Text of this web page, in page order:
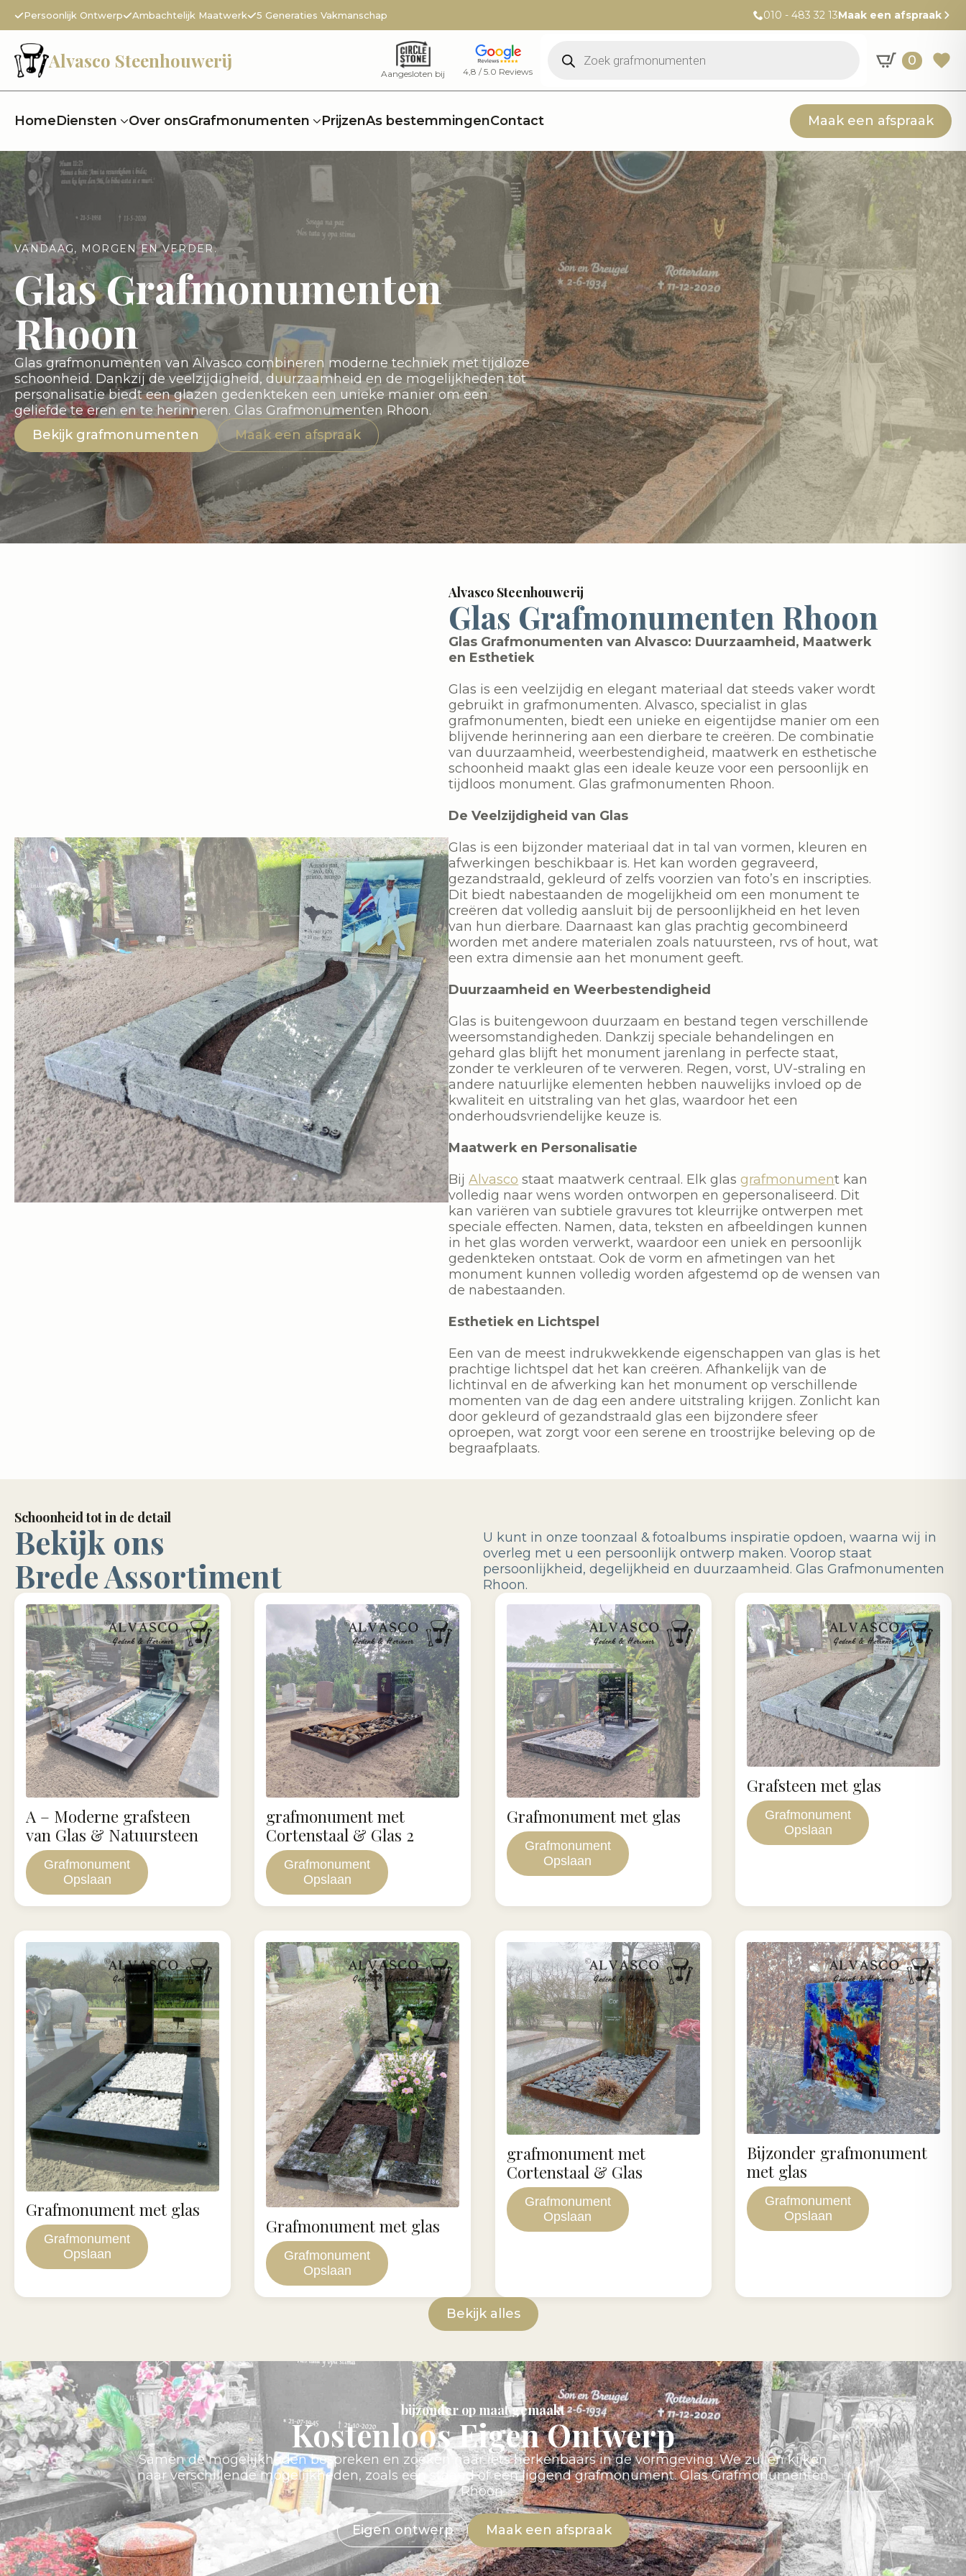
Persoonlijk Ontwerp Ambachtelijk Maatwerk 5 Generaties Vakmanschap 010 - 483 32 13Maak een afspraak
Alvasco Steenhouwerij
Aangesloten bij 4,8 / 5.0 Reviews
zoeken
0
HomeDiensten Over onsGrafmonumenten PrijzenAs bestemmingenContact Maak een afspraak
VANDAAG, MORGEN EN VERDER.
Glas Grafmonumenten
Rhoon
Glas grafmonumenten van Alvasco combineren moderne techniek met tijdloze
schoonheid. Dankzij de veelzijdigheid, duurzaamheid en de mogelijkheden tot
personalisatie biedt een glazen gedenkteken een unieke manier om een
geliefde te eren en te herinneren. Glas Grafmonumenten Rhoon.
Bekijk grafmonumenten
Maak een afspraak
Alvasco Steenhouwerij
Glas Grafmonumenten Rhoon
Glas Grafmonumenten van Alvasco: Duurzaamheid, Maatwerk
en Esthetiek
Glas is een veelzijdig en elegant materiaal dat steeds vaker wordt
gebruikt in grafmonumenten. Alvasco, specialist in glas
grafmonumenten, biedt een unieke en eigentijdse manier om een
blijvende herinnering aan een dierbare te creëren. De combinatie
van duurzaamheid, weerbestendigheid, maatwerk en esthetische
schoonheid maakt glas een ideale keuze voor een persoonlijk en
tijdloos monument. Glas grafmonumenten Rhoon.
De Veelzijdigheid van Glas
Glas is een bijzonder materiaal dat in tal van vormen, kleuren en
afwerkingen beschikbaar is. Het kan worden gegraveerd,
gezandstraald, gekleurd of zelfs voorzien van foto’s en inscripties.
Dit biedt nabestaanden de mogelijkheid om een monument te
creëren dat volledig aansluit bij de persoonlijkheid en het leven
van hun dierbare. Daarnaast kan glas prachtig gecombineerd
worden met andere materialen zoals natuursteen, rvs of hout, wat
een extra dimensie aan het monument geeft.
Duurzaamheid en Weerbestendigheid
Glas is buitengewoon duurzaam en bestand tegen verschillende
weersomstandigheden. Dankzij speciale behandelingen en
gehard glas blijft het monument jarenlang in perfecte staat,
zonder te verkleuren of te verweren. Regen, vorst, UV-straling en
andere natuurlijke elementen hebben nauwelijks invloed op de
kwaliteit en uitstraling van het glas, waardoor het een
onderhoudsvriendelijke keuze is.
Maatwerk en Personalisatie
BijAlvasco staat maatwerk centraal. Elk glasgrafmonument kan
volledig naar wens worden ontworpen en gepersonaliseerd. Dit
kan variëren van subtiele gravures tot kleurrijke ontwerpen met
speciale effecten. Namen, data, teksten en afbeeldingen kunnen
in het glas worden verwerkt, waardoor een uniek en persoonlijk
gedenkteken ontstaat. Ook de vorm en afmetingen van het
monument kunnen volledig worden afgestemd op de wensen van
de nabestaanden.
Esthetiek en Lichtspel
Een van de meest indrukwekkende eigenschappen van glas is het
prachtige lichtspel dat het kan creëren. Afhankelijk van de
lichtinval en de afwerking kan het monument op verschillende
momenten van de dag een andere uitstraling krijgen. Zonlicht kan
door gekleurd of gezandstraald glas een bijzondere sfeer
oproepen, wat zorgt voor een serene en troostrijke beleving op de
begraafplaats.
Schoonheid tot in de detail
Bekijk ons
Brede Assortiment
U kunt in onze toonzaal & fotoalbums inspiratie opdoen, waarna wij in
overleg met u een persoonlijk ontwerp maken. Voorop staat
persoonlijkheid, degelijkheid en duurzaamheid. Glas Grafmonumenten
Rhoon.
Grafmonument
Opslaan
A – Moderne grafsteen
van Glas & Natuursteen
Grafmonument
Opslaan
grafmonument met
Cortenstaal & Glas 2
Grafmonument
Opslaan
Grafmonument met glas
Grafmonument
Opslaan
Grafsteen met glas
Grafmonument
Opslaan
Grafmonument met glas
Grafmonument
Opslaan
Grafmonument met glas
Grafmonument
Opslaan
grafmonument met
Cortenstaal & Glas
Grafmonument
Opslaan
Bijzonder grafmonument
met glas
Bekijk alles
bijzonder op maat gemaakt
Kostenloos Eigen Ontwerp
Samen de mogelijkheden bespreken en zoeken naar iets herkenbaars in de vormgeving. We zullen kijken
naar verschillende mogelijkheden, zoals een staand of een liggend grafmonument. Glas Grafmonumenten
Rhoon.
Eigen ontwerp Maak een afspraak